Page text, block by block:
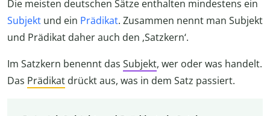
Die meisten deutschen Sätze enthalten mindestens ein
Subjekt und ein Prädikat. Zusammen nennt man Subjekt
und Prädikat daher auch den ‚Satzkern‘.
Im Satzkern benennt das Subjekt, wer oder was handelt.
Das Prädikat drückt aus, was in dem Satz passiert.